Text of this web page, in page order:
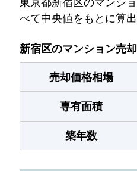
べて中央値をもとに算出
新宿区のマンション売
売却価格相場
専有面積
築年数